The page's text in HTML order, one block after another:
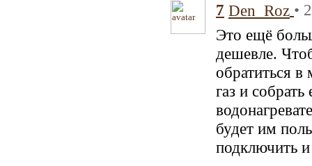
7 Den_Roz •
Это ещё
дешевле.
обратиться в
газ и
будет им
подключить